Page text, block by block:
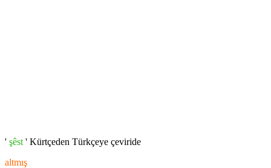
' şêst ' Kürtçeden Türkçeye çeviride
altmış